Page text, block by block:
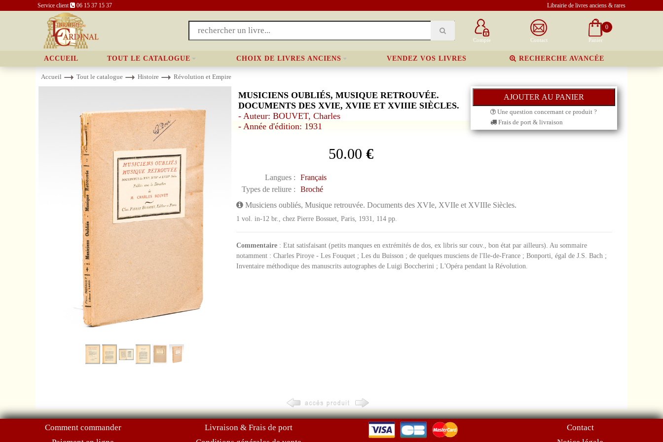
Service client 06 15 37 15 37 Librairie de livres anciens & rares
Compte Contact
0
Panier
ACCUEIL TOUT LE CATALOGUE CHOIX DE LIVRES ANCIENS VENDEZ VOS LIVRES RECHERCHE AVANCÉE
Accueil Tout le catalogue Histoire Révolution et Empire
MUSICIENS OUBLIÉS, MUSIQUE RETROUVÉE.
DOCUMENTS DES XVIE, XVIIE ET XVIIIE SIÈCLES.
- Auteur: BOUVET, Charles
- Année d'édition: 1931
50.00 €
Langues :
Français
Types de reliure :
Broché
Une question concernant ce produit ?
Frais de port & livraison
Musiciens oubliés, Musique retrouvée. Documents des XVIe, XVIIe et XVIIIe Siècles.
1 vol. in-12 br., chez Pierre Bossuet, Paris, 1931, 114 pp.
Commentaire: Etat satisfaisant (petits manques en extrémités de dos, ex libris sur couv., bon état par ailleurs). Au sommaire
notamment : Charles Piroye - Les Fouquet ; Les du Buisson ; de quelques musciens de l'Ile-de-France ; Bonporti, égal de J.S. Bach ;
Inventaire méthodique des manuscrits autographes de Luigi Boccherini ; L'Opéra pendant la Révolution.
Comment commander
Livraison & Frais de port
Contact